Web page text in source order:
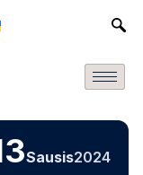
Sausis2024